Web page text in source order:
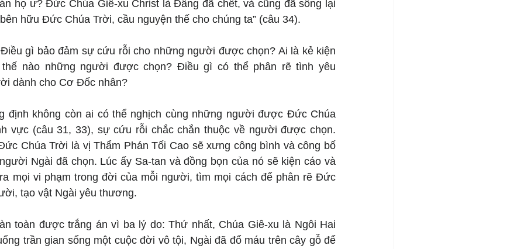
họ ư? Đức Chúa Giê-xu Christ là Đấng đã chết, và cũng đã sống lại
hữu Đức Chúa Trời, cầu nguyện thế cho chúng ta” (câu 34).
gì bảo đảm sự cứu rỗi cho những người được chọn? Ai là kẻ kiện
thế nào những người được chọn? Điều gì có thể phân rẽ tình yêu
dành cho Cơ Đốc nhân?
định không còn ai có thể nghịch cùng những người được Đức Chúa
vực (câu 31, 33), sự cứu rỗi chắc chắn thuộc về người được chọn.
Chúa Trời là vị Thẩm Phán Tối Cao sẽ xưng công bình và công bố
Ngài đã chọn. Lúc ấy Sa-tan và đồng bọn của nó sẽ kiện cáo và
mọi vi phạm trong đời của mỗi người, tìm mọi cách để phân rẽ Đức
tạo vật Ngài yêu thương.
toàn được trắng án vì ba lý do: Thứ nhất, Chúa Giê-xu là Ngôi Hai
trần gian sống một cuộc đời vô tội, Ngài đã đổ máu trên cây gỗ để